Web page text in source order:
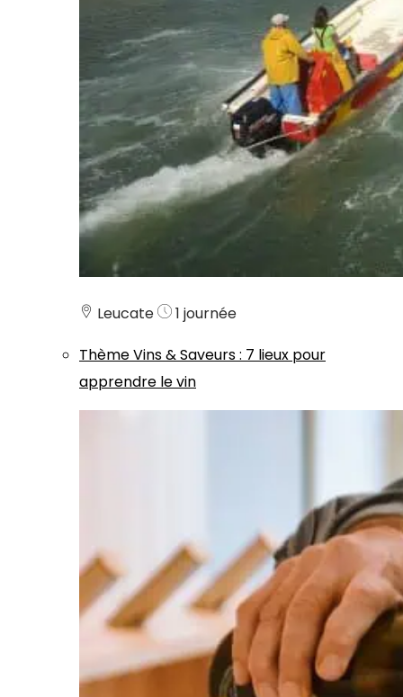
Leucate
1 journée
ThèmeVins & Saveurs: 7 lieux pour
apprendre le vin